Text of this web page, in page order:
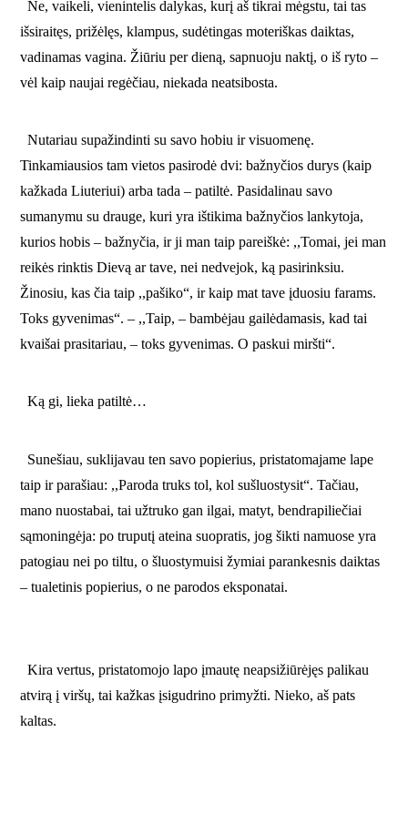
Ne, vaikeli, vienintelis dalykas, kurį aš tikrai mėgstu, tai tas
išsiraitęs, prižėlęs, klampus, sudėtingas moteriškas daiktas,
vadinamas vagina. Žiūriu per dieną, sapnuoju naktį, o iš ryto –
vėl kaip naujai regėčiau, niekada neatsibosta.
Nutariau supažindinti su savo hobiu ir visuomenę.
Tinkamiausios tam vietos pasirodė dvi: bažnyčios durys (kaip
kažkada Liuteriui) arba tada – patiltė. Pasidalinau savo
sumanymu su drauge, kuri yra ištikima bažnyčios lankytoja,
kurios hobis – bažnyčia, ir ji man taip pareiškė: ,,Tomai, jei man
reikės rinktis Dievą ar tave, nei nedvejok, ką pasirinksiu.
Žinosiu, kas čia taip ,,pašiko“, ir kaip mat tave įduosiu farams.
Toks gyvenimas“. – ,,Taip, – bambėjau gailėdamasis, kad tai
kvaišai prasitariau, – toks gyvenimas. O paskui miršti“.
Ką gi, lieka patiltė…
Sunešiau, suklijavau ten savo popierius, pristatomajame lape
taip ir parašiau: ,,Paroda truks tol, kol sušluostysit“. Tačiau,
mano nuostabai, tai užtruko gan ilgai, matyt, bendrapiliečiai
sąmoningėja: po truputį ateina suopratis, jog šikti namuose yra
patogiau nei po tiltu, o šluostymuisi žymiai parankesnis daiktas
– tualetinis popierius, o ne parodos eksponatai.
Kira vertus, pristatomojo lapo įmautę neapsižiūrėjęs palikau
atvirą į viršų, tai kažkas įsigudrino primyžti. Nieko, aš pats
kaltas.